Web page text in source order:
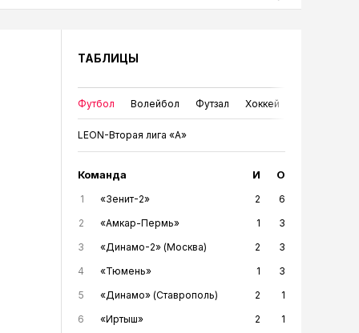
ТАБЛИЦЫ
Футбол Волейбол Футзал Хоккей
LEON-Вторая лига «А»
Команда И О
1 «Зенит-2» 2
6
2
«Амкар-Пермь» 1
3
3
«Динамо-2» (Москва) 2
3
4
«Тюмень» 1
3
5
«Динамо» (Ставрополь) 2
1
6
«Иртыш» 2
1